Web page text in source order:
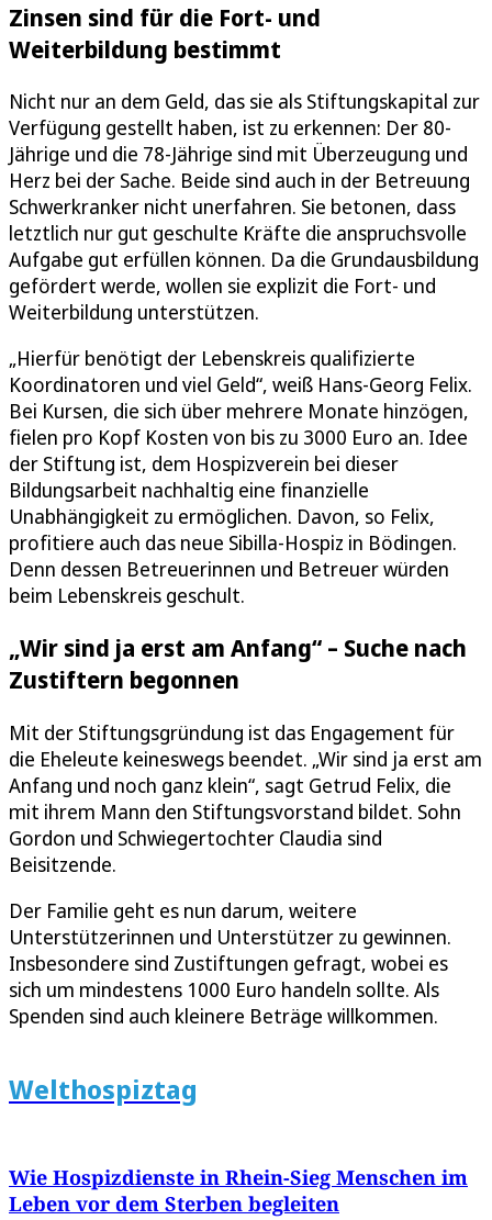
Zinsen sind für die Fort- und
Weiterbildung bestimmt
Nicht nur an dem Geld, das sie als Stiftungskapital zur
Verfügung gestellt haben, ist zu erkennen: Der 80-
Jährige und die 78-Jährige sind mit Überzeugung und
Herz bei der Sache. Beide sind auch in der Betreuung
Schwerkranker nicht unerfahren. Sie betonen, dass
letztlich nur gut geschulte Kräfte die anspruchsvolle
Aufgabe gut erfüllen können. Da die Grundausbildung
gefördert werde, wollen sie explizit die Fort- und
Weiterbildung unterstützen.
„Hierfür benötigt der Lebenskreis qualifizierte
Koordinatoren und viel Geld“, weiß Hans-Georg Felix.
Bei Kursen, die sich über mehrere Monate hinzögen,
fielen pro Kopf Kosten von bis zu 3000 Euro an. Idee
der Stiftung ist, dem Hospizverein bei dieser
Bildungsarbeit nachhaltig eine finanzielle
Unabhängigkeit zu ermöglichen. Davon, so Felix,
profitiere auch das neue Sibilla-Hospiz in Bödingen.
Denn dessen Betreuerinnen und Betreuer würden
beim Lebenskreis geschult.
„Wir sind ja erst am Anfang“ – Suche nach
Zustiftern begonnen
Mit der Stiftungsgründung ist das Engagement für
die Eheleute keineswegs beendet. „Wir sind ja erst am
Anfang und noch ganz klein“, sagt Getrud Felix, die
mit ihrem Mann den Stiftungsvorstand bildet. Sohn
Gordon und Schwiegertochter Claudia sind
Beisitzende.
Der Familie geht es nun darum, weitere
Unterstützerinnen und Unterstützer zu gewinnen.
Insbesondere sind Zustiftungen gefragt, wobei es
sich um mindestens 1000 Euro handeln sollte. Als
Spenden sind auch kleinere Beträge willkommen.
Welthospiztag
Wie Hospizdienste in Rhein-Sieg Menschen im
Leben vor dem Sterben begleiten